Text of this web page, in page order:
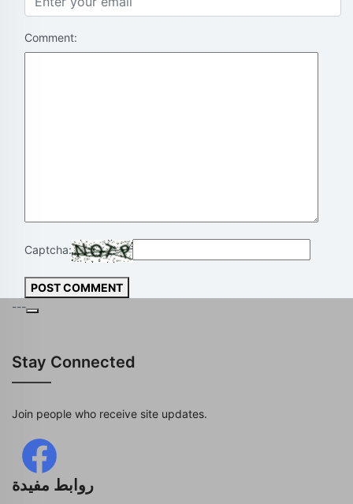
Comment:
Captcha:
POST COMMENT
---
Stay Connected
Join people who receive site updates.
روابط مفيدة